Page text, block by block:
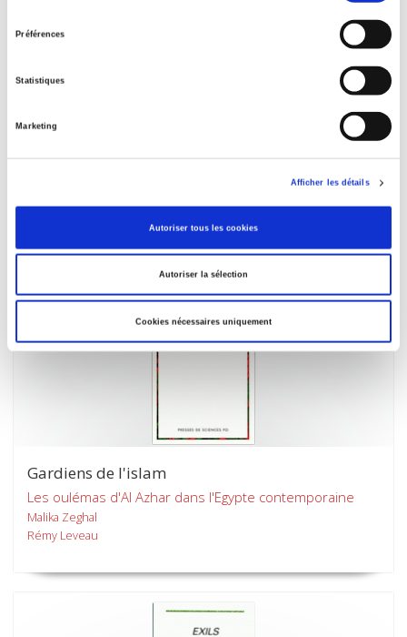
Préférences
Statistiques
Marketing
Afficher les détails
Autoriser tous les cookies
Autoriser la sélection
Cookies nécessaires uniquement
Résistances et protestations dans les sociétés
musulmanes
Gardiens de l'islam
Les oulémas d'Al Azhar dans l'Egypte contemporaine
Malika Zeghal
Rémy Leveau